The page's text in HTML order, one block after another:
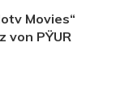
Movies“
von PŸUR